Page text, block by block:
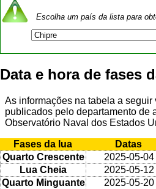
Escolha um país da lista para
Data e hora de fases
As informações na tabela a seguir
publicados pelo departamento de
Observatório Naval dos Estados
Fases da lua Datas
Quarto Crescente
2025-05-04
Lua Cheia
2025-05-12
Quarto Minguante
2025-05-20